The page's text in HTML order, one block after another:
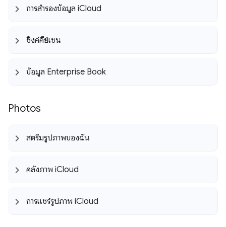
การสำรองข้อมูล iCloud
ซิงค์คีย์เชน
ข้อมูล Enterprise Book
Photos
สตรีมรูปภาพของฉัน
คลังภาพ iCloud
การแชร์รูปภาพ iCloud